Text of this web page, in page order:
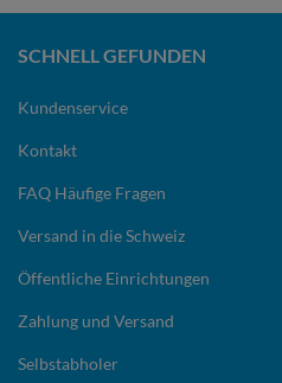
SCHNELL GEFUNDEN
Kundenservice
Kontakt
FAQ Häufige Fragen
Versand in die Schweiz
Öffentliche Einrichtungen
Zahlung und Versand
Selbstabholer